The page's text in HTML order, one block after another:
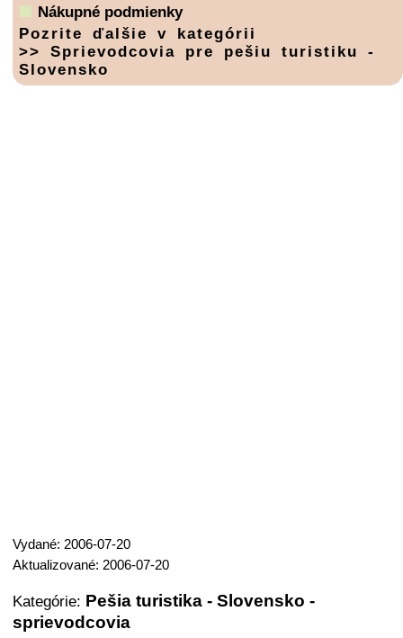
Nákupné podmienky
Pozrite ďalšie v kategórii
>> Sprievodcovia pre pešiu turistiku -
Slovensko
Vydané: 2006-07-20
Aktualizované: 2006-07-20
Kategórie: Pešia turistika - Slovensko -
sprievodcovia